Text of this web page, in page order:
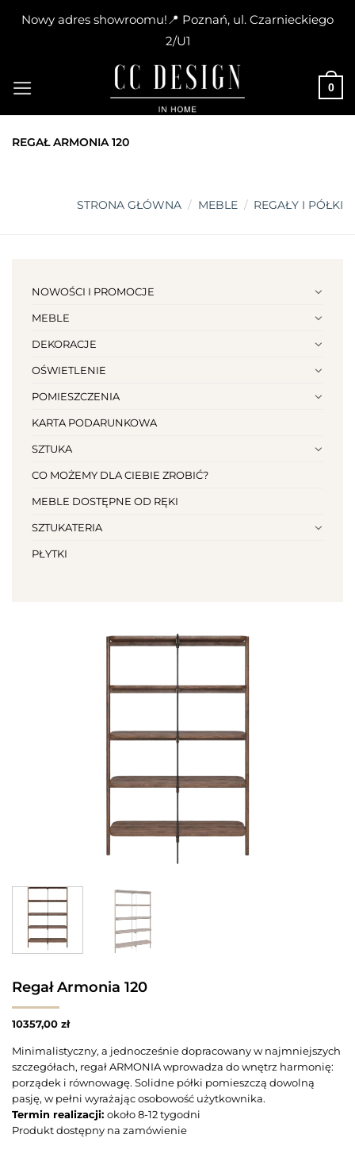
Nowy adres showroomu!📍 Poznań, ul. Czarnieckiego
2/U1
content
0
REGAŁ ARMONIA 120
STRONA GŁÓWNA / MEBLE / REGAŁY I PÓŁKI
NOWOŚCI I PROMOCJE
MEBLE
DEKORACJE
OŚWIETLENIE
POMIESZCZENIA
KARTA PODARUNKOWA
SZTUKA
CO MOŻEMY DLA CIEBIE ZROBIĆ?
MEBLE DOSTĘPNE OD RĘKI
SZTUKATERIA
PŁYTKI
Regał Armonia 120
10357,00 zł
Minimalistyczny, a jednocześnie dopracowany w najmniejszych
szczegółach, regał ARMONIA wprowadza do wnętrz harmonię:
porządek i równowagę. Solidne półki pomieszczą dowolną
pasję, w pełni wyrażając osobowość użytkownika.
Termin realizacji: około 8-12 tygodni
Produkt dostępny na zamówienie